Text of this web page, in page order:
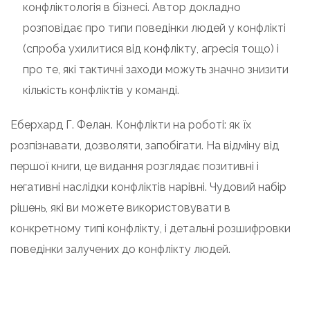
конфліктологія в бізнесі. Автор докладно
розповідає про типи поведінки людей у конфлікті
(спроба ухилитися від конфлікту, агресія тощо) і
про те, які тактичні заходи можуть значно знизити
кількість конфліктів у команді.
Еберхард Г. Фелан. Конфлікти на роботі: як їх
розпізнавати, дозволяти, запобігати. На відміну від
першої книги, це видання розглядає позитивні і
негативні наслідки конфліктів нарівні. Чудовий набір
рішень, які ви можете використовувати в
конкретному типі конфлікту, і детальні розшифровки
поведінки залучених до конфлікту людей.